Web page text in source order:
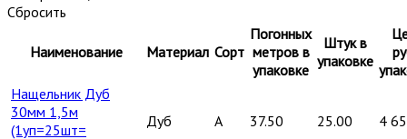
Сбросить
Наименование Материал Сорт
Погонных
метров в
упаковке
Штук в
упаковке
Нащельник Дуб
30мм 1,5м
(1уп=25шт=
Дуб A 37.50 25.00 4